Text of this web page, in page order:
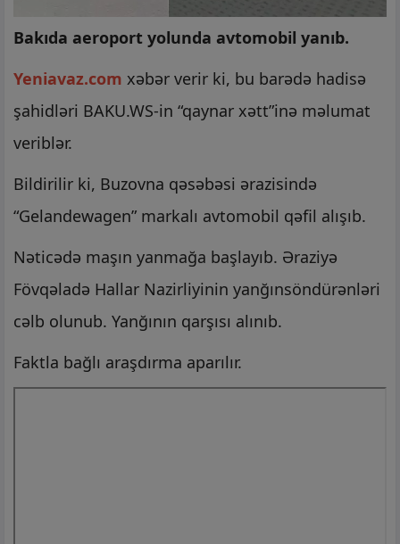
Bakıda aeroport yolunda avtomobil yanıb.
Yeniavaz.com xəbər verir ki, bu barədə hadisə
şahidləri BAKU.WS-in “qaynar xətt”inə məlumat
veriblər.
Bildirilir ki, Buzovna qəsəbəsi ərazisində
“Gelandewagen” markalı avtomobil qəfil alışıb.
Nəticədə maşın yanmağa başlayıb. Əraziyə
Fövqəladə Hallar Nazirliyinin yanğınsöndürənləri
cəlb olunub. Yanğının qarşısı alınıb.
Faktla bağlı araşdırma aparılır.